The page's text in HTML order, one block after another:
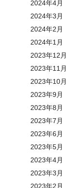
2024年4月
2024年3月
2024年2月
2024年1月
2023年12月
2023年11月
2023年10月
2023年9月
2023年8月
2023年7月
2023年6月
2023年5月
2023年4月
2023年3月
2023年2月